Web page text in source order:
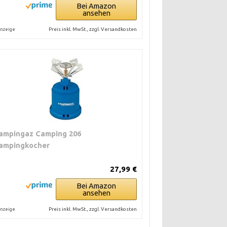
Bei Amazon
ansehen
Preis inkl. MwSt., zzgl. Versandkosten
Camping 206
27,99 €
Bei Amazon
ansehen
Preis inkl. MwSt., zzgl. Versandkosten